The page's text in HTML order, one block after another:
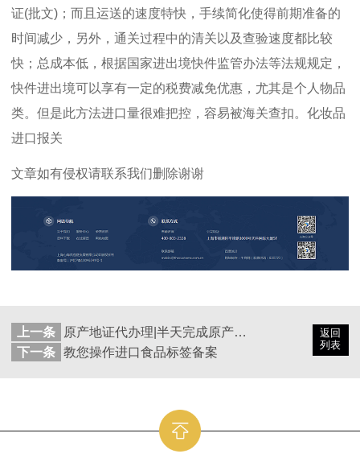
证(批文)；而且运送的速度特快，手续简化使得前期准备的
时间减少，另外，通关过程中的清关以及查验速度都比较
快；总成本低，根据国家进出境快件监管办法等法规规定，
快件进出境可以享有一定的税费减免优惠，尤其是个人物品
类。但是此方法进口量很难把控，容易被海关查扣。化妆品
进口报关
文章如有侵权请联系我们删除谢谢
返回
列表
上一条
原产地证代办理|半天完成原产地证
下一条 教您操作进口食品标签备案